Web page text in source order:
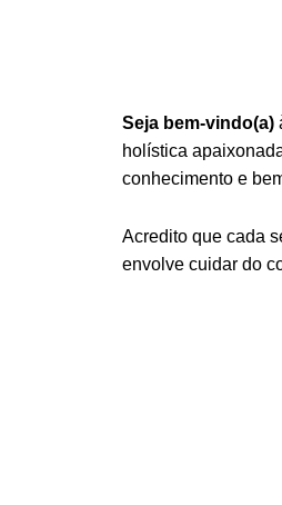
Seja bem-vindo(a)
holística
conhecimento e
Acredito que cada
envolve cuidar do